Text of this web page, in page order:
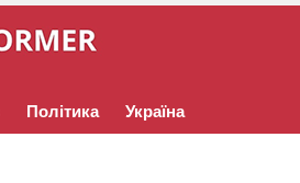
Політика Україна